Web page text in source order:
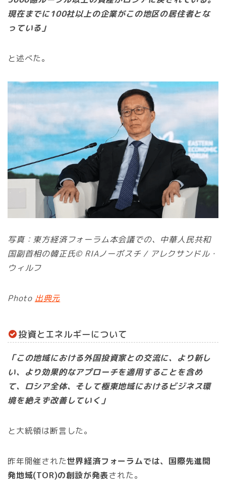
現在までに100社以上の企業がこの地区の居住者とな
っている」
と述べた。
写真：東方経済フォーラム本会議での、中華人民共和
国副首相の韓正氏© RIAノーボスチ / アレクサンドル・
ウィルフ
Photo 出典元
投資とエネルギーについて
「この地域における外国投資家との交流に、より新し
い、より効果的なアプローチを適用することを含め
て、ロシア全体、そして極東地域におけるビジネス環
境を絶えず改善していく」
と大統領は断言した。
昨年開催された世界経済フォーラムでは、国際先進開
発地域(TOR)の創設が発表された。